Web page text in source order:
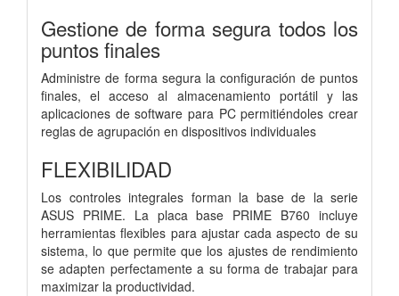
Gestione de forma segura todos los
puntos finales
Administre de forma segura la configuración de puntos
finales, el acceso al almacenamiento portátil y las
aplicaciones de software para PC permitiéndoles crear
reglas de agrupación en dispositivos individuales
FLEXIBILIDAD
Los controles integrales forman la base de la serie
ASUS PRIME. La placa base PRIME B760 incluye
herramientas flexibles para ajustar cada aspecto de su
sistema, lo que permite que los ajustes de rendimiento
se adapten perfectamente a su forma de trabajar para
maximizar la productividad.